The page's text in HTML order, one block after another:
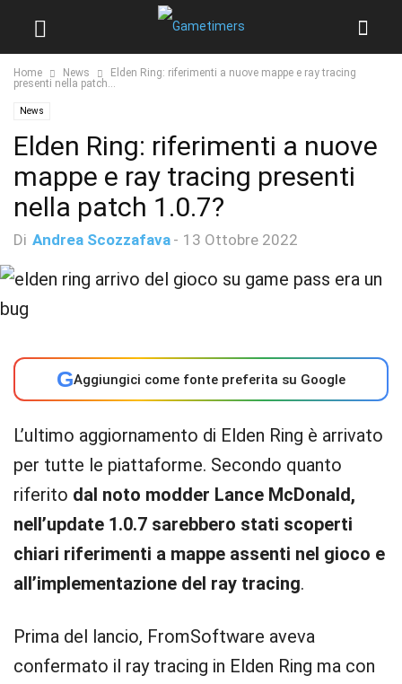
Home News
Elden Ring: riferimenti a nuove mappe e ray tracing
presenti nella patch...
News
Elden Ring: riferimenti a nuove
mappe e ray tracing presenti
nella patch 1.0.7?
Di Andrea Scozzafava - 13 Ottobre 2022
GAggiungici come fonte preferita su Google
L’ultimo aggiornamento di Elden Ring è arrivato
per tutte le piattaforme. Secondo quanto
riferito dal noto modder Lance McDonald,
nell’update 1.0.7 sarebbero stati scoperti
chiari riferimenti a mappe assenti nel gioco e
all’implementazione del ray tracing.
Prima del lancio, FromSoftware aveva
confermato il ray tracing in Elden Ring ma con